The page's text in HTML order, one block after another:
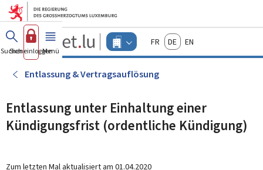
Zum Hauptmenü
Zum Inhalt
Guichet.lu
Changer
d'espace
Menu
actif
FrançaisDeutschEnglish
Suchen
Sich einloggen
Menü Haupt-
Entlassung & Vertragsauflösung
Entlassung unter Einhaltung einer
Kündigungsfrist (ordentliche Kündigung)
Zum letzten Mal aktualisiert am 01.04.2020